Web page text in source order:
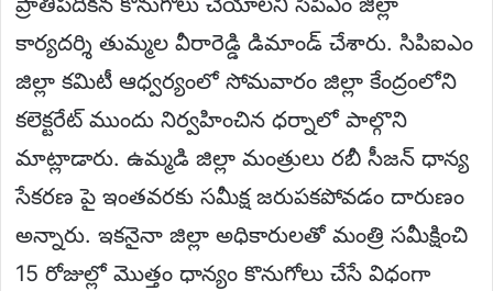
కార్యదర్శి తుమ్మల వీరారెడ్డి డిమాండ్ చేశారు. సిపిఐఎం
జిల్లా కమిటీ ఆధ్వర్యంలో సోమవారం జిల్లా కేంద్రంలోని
కలెక్టరేట్ ముందు నిర్వహించిన ధర్నాలో పాల్గొని
మాట్లాడారు. ఉమ్మడి జిల్లా మంత్రులు రబీ సీజన్ ధాన్య
సేకరణ పై ఇంతవరకు సమీక్ష జరుపకపోవడం దారుణం
అన్నారు. ఇకనైనా జిల్లా అధికారులతో మంత్రి సమీక్షించి
15 రోజుల్లో మొత్తం ధాన్యం కొనుగోలు చేసే విధంగా